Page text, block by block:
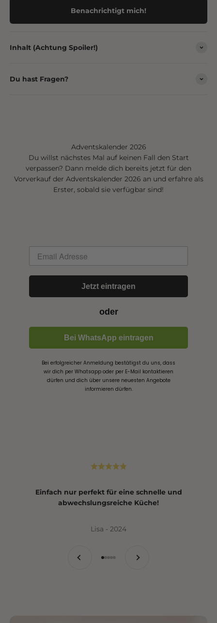
Benachrichtigt mich!
Inhalt (Achtung Spoiler!)
Du hast Fragen?
Adventskalender 2026
Du willst nächstes Mal auf keinen Fall den Start
verpassen? Dann melde dich bereits jetzt für den
Vorverkauf der Adventskalender 2026 an und erfahre als
Erster, sobald sie verfügbar sind!
Jetzt eintragen
oder
Bei WhatsApp eintragen
Bei erfolgreicher Anmeldung bestätigst du uns, dass
wir dich per Whatsapp oder per E-Mail kontaktieren
dürfen und dich über unsere neuesten Angebote
informieren dürfen.
Einfach nur perfekt für eine schnelle und
abwechslungsreiche Küche!
Lisa - 2024
Gehe zu Element 1
Gehe zu Element 2
Gehe zu Element 3
Gehe zu Element 4
Gehe zu Element 5